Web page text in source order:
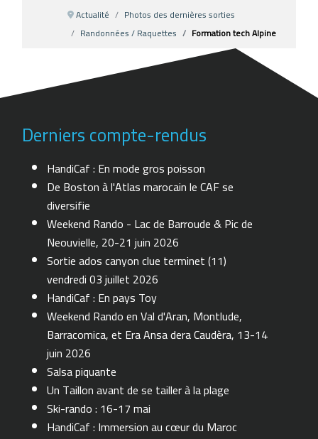
Actualité
Photos des dernières sorties
Randonnées / Raquettes
Formation tech Alpine
Derniers compte-rendus
HandiCaf : En mode gros poisson
De Boston à l'Atlas marocain le CAF se
diversifie
Weekend Rando - Lac de Barroude & Pic de
Neouvielle, 20-21 juin 2026
Sortie ados canyon clue terminet (11)
vendredi 03 juillet 2026
HandiCaf : En pays Toy
Weekend Rando en Val d'Aran, Montlude,
Barracomica, et Era Ansa dera Caudèra, 13-14
juin 2026
Salsa piquante
Un Taillon avant de se tailler à la plage
Ski-rando : 16-17 mai
HandiCaf : Immersion au cœur du Maroc